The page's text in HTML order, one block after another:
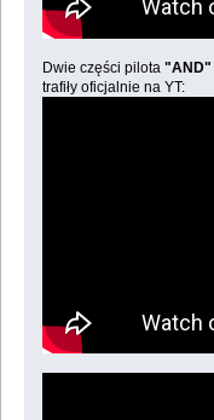
Dwie części pilota "AND"
trafiły oficjalnie na YT: